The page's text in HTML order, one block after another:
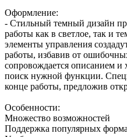
Оформление:
- Стильный темный дизайн
работы как в светлое, так и
элементы управления
работы, избавив от
сопровождается описанием и
поиск нужной функции.
конце работы, предложив
Особенности:
Множество возможностей
Поддержка популярных